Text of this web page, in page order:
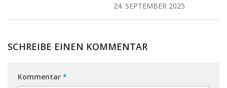
24. SEPTEMBER 2025
SCHREIBE EINEN KOMMENTAR
Kommentar *